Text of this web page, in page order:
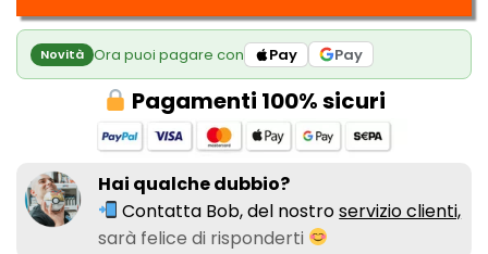
Novità Ora puoi pagare con Pay Pay
Pagamenti 100% sicuri
Hai qualche dubbio?
Contatta Bob, del nostroservizio clienti,
sarà felice di risponderti